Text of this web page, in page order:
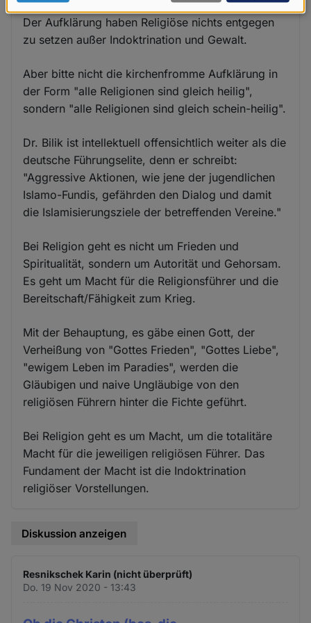
Aufklärung zu begegnen.
Der Aufklärung haben Religiöse nichts entgegen
zu setzen außer Indoktrination und Gewalt.
Aber bitte nicht die kirchenfromme Aufklärung in
der Form "alle Religionen sind gleich heilig",
sondern "alle Religionen sind gleich schein-heilig".
Dr. Bilik ist intellektuell offensichtlich weiter als die
deutsche Führungselite, denn er schreibt:
"Aggressive Aktionen, wie jene der jugendlichen
Islamo-Fundis, gefährden den Dialog und damit
die Islamisierungsziele der betreffenden Vereine."
Bei Religion geht es nicht um Frieden und
Spiritualität, sondern um Autorität und Gehorsam.
Es geht um Macht für die Religionsführer und die
Bereitschaft/Fähigkeit zum Krieg.
Mit der Behauptung, es gäbe einen Gott, der
Verheißung von "Gottes Frieden", "Gottes Liebe",
"ewigem Leben im Paradies", werden die
Gläubigen und naive Ungläubige von den
religiösen Führern hinter die Fichte geführt.
Bei Religion geht es um Macht, um die totalitäre
Macht für die jeweiligen religiösen Führer. Das
Fundament der Macht ist die Indoktrination
religiöser Vorstellungen.
Diskussion anzeigen
Resnikschek Karin (nicht überprüft)
Do. 19 Nov 2020 - 13:43
Daten
und